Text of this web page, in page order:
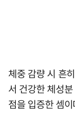
체중 감량 시 흔
서 건강한 체성
점을 입증한 셈